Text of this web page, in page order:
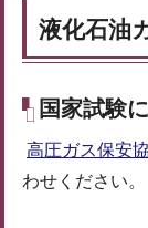
液化石油
国家試験
高圧ガス保安
わせください。